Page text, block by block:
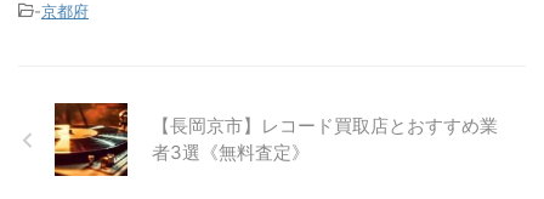
-京都府
【長岡京市】レコード買取店とおすすめ業
者3選《無料査定》